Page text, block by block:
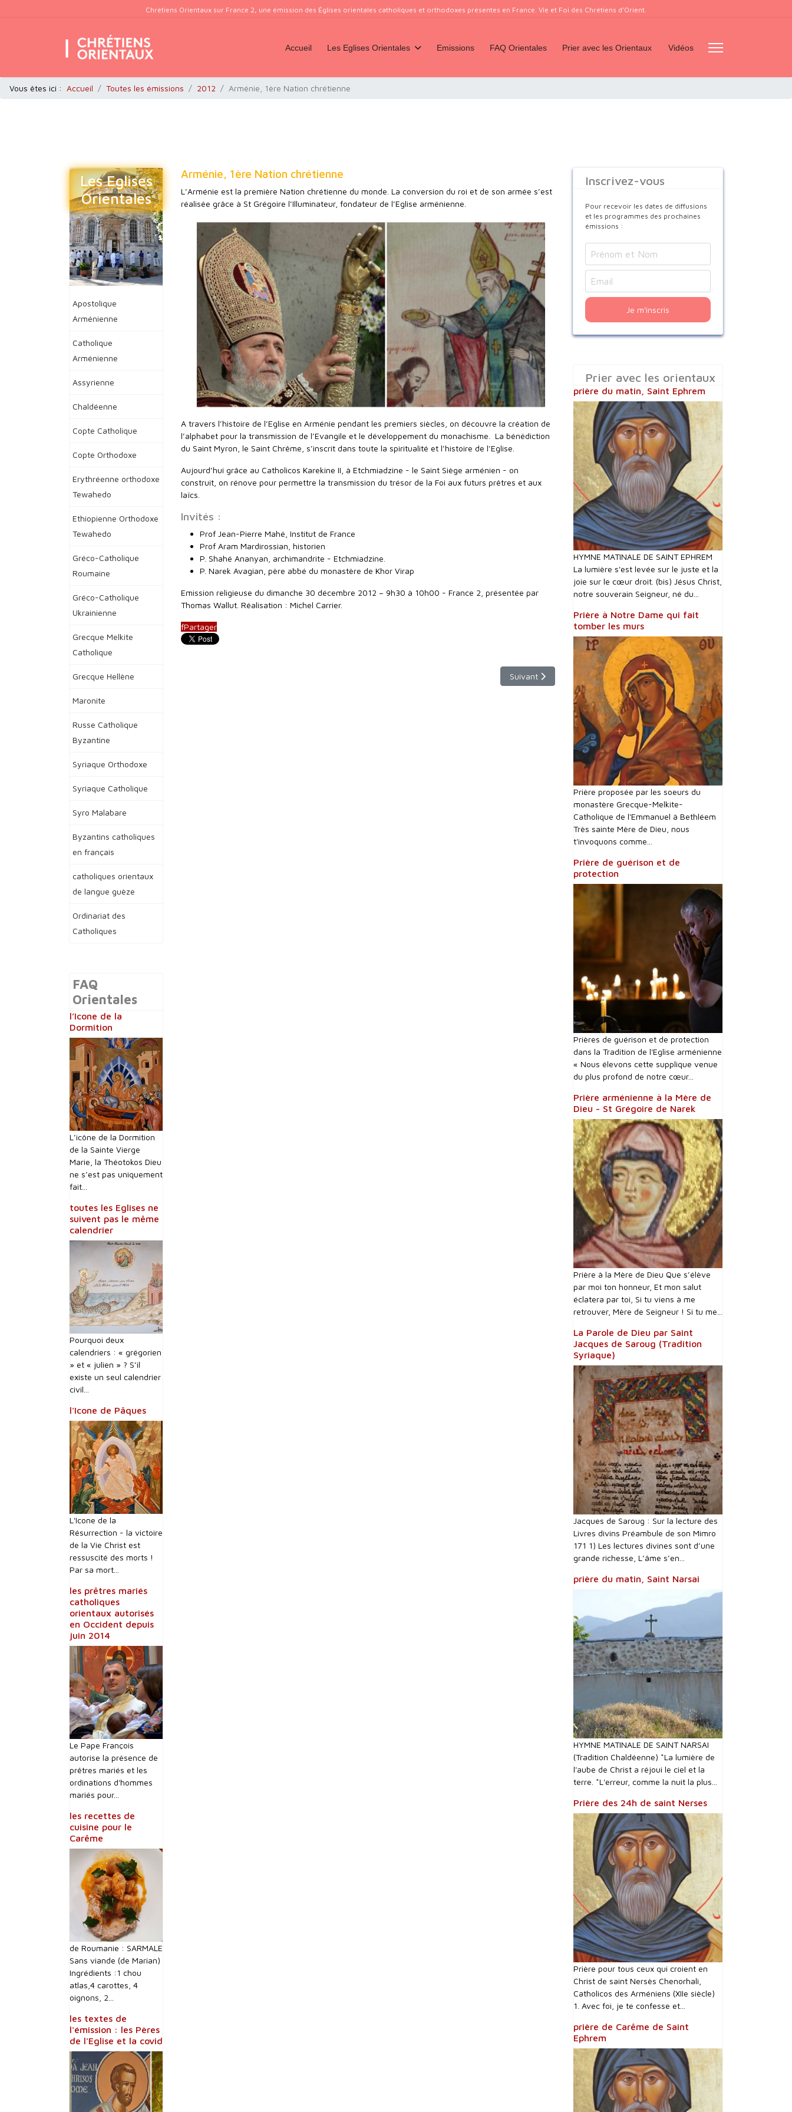
Chrétiens Orientaux sur France 2, une émission des Églises orientales catholiques et orthodoxes présentes en France. Vie et Foi des Chrétiens d’Orient.
Accueil Les Eglises Orientales Emissions FAQ Orientales Prier avec les Orientaux Vidéos
Vous êtes ici : Accueil Toutes les émissions 2012 Arménie, 1ère Nation chrétienne
Les Eglises
Orientales
Apostolique
Arménienne
Catholique
Arménienne
Assyrienne
Chaldéenne
Copte Catholique
Copte Orthodoxe
Erythréenne orthodoxe
Tewahedo
Ethiopienne Orthodoxe
Tewahedo
Gréco-Catholique
Roumaine
Gréco-Catholique
Ukrainienne
Grecque Melkite
Catholique
Grecque Hellène
Maronite
Russe Catholique
Byzantine
Syriaque Orthodoxe
Syriaque Catholique
Syro Malabare
Byzantins catholiques
en français
catholiques orientaux
de langue guèze
Ordinariat des
Catholiques
FAQ
Orientales
l’Icone de la
Dormition
L’icône de la Dormition
de la Sainte Vierge
Marie, la Théotokos Dieu
ne s’est pas uniquement
fait...
toutes les Eglises ne
suivent pas le même
calendrier
Pourquoi deux
calendriers : « grégorien
» et « julien » ? S’il
existe un seul calendrier
civil...
l'Icone de Pâques
L'Icone de la
Résurrection - la victoire
de la Vie Christ est
ressuscité des morts !
Par sa mort...
les prêtres mariés
catholiques
orientaux autorisés
en Occident depuis
juin 2014
Le Pape François
autorise la présence de
prêtres mariés et les
ordinations d'hommes
mariés pour...
les recettes de
cuisine pour le
Carême
de Roumanie : SARMALE
Sans viande (de Marian)
Ingrédients :1 chou
atlas,4 carottes, 4
oignons, 2...
les textes de
l'émission : les Pères
de l'Eglise et la covid
Arménie, 1ère Nation chrétienne
L’Arménie est la première Nation chrétienne du monde. La conversion du roi et de son armée s’est
réalisée grâce à St Grégoire l’Illuminateur, fondateur de l’Eglise arménienne.
A travers l’histoire de l’Eglise en Arménie pendant les premiers siècles, on découvre la création de
l’alphabet pour la transmission de l’Evangile et le développement du monachisme. La bénédiction
du Saint Myron, le Saint Chrême, s’inscrit dans toute la spiritualité et l’histoire de l’Eglise.
Aujourd’hui grâce au Catholicos Karekine II, à Etchmiadzine - le Saint Siège arménien - on
construit, on rénove pour permettre la transmission du trésor de la Foi aux futurs prêtres et aux
laïcs.
Invités :
Prof Jean-Pierre Mahé, Institut de France
Prof Aram Mardirossian, historien
P. Shahé Ananyan, archimandrite - Etchmiadzine.
P. Narek Avagian, père abbé du monastère de Khor Virap
Emission religieuse du dimanche 30 décembre 2012 – 9h30 à 10h00 - France 2, présentée par
Thomas Wallut. Réalisation : Michel Carrier.
fPartager
Article suivant : Les Noël des enfants Gréco-Catholiques roumains
Suivant
Inscrivez-vous
Pour recevoir les dates de diffusions
et les programmes des prochaines
émissions :
Je m'inscris
Prier avec les orientaux
prière du matin, Saint Ephrem
HYMNE MATINALE DE SAINT EPHREM
La lumière s'est levée sur le juste et la
joie sur le cœur droit. (bis) Jésus Christ,
notre souverain Seigneur, né du...
Prière à Notre Dame qui fait
tomber les murs
Prière proposée par les soeurs du
monastère Grecque-Melkite-
Catholique de l'Emmanuel à Bethléem
Très sainte Mère de Dieu, nous
t'invoquons comme...
Prière de guérison et de
protection
Prières de guérison et de protection
dans la Tradition de l'Eglise arménienne
« Nous élevons cette supplique venue
du plus profond de notre cœur...
Prière arménienne à la Mère de
Dieu - St Grégoire de Narek
Prière à la Mère de Dieu Que s’élève
par moi ton honneur, Et mon salut
éclatera par toi, Si tu viens à me
retrouver, Mère de Seigneur ! Si tu me...
La Parole de Dieu par Saint
Jacques de Saroug (Tradition
Syriaque)
Jacques de Saroug : Sur la lecture des
Livres divins Préambule de son Mimro
171 1) Les lectures divines sont d’une
grande richesse, L’âme s’en...
prière du matin, Saint Narsai
HYMNE MATINALE DE SAINT NARSAI
(Tradition Chaldéenne) *La lumière de
l'aube de Christ a réjoui le ciel et la
terre. *L'erreur, comme la nuit la plus...
Prière des 24h de saint Nerses
Prière pour tous ceux qui croient en
Christ de saint Nersès Chenorhali,
Catholicos des Arméniens (XIIe siècle)
1. Avec foi, je te confesse et...
prière de Carême de Saint
Ephrem